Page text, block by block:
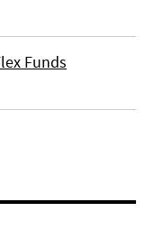
Funds